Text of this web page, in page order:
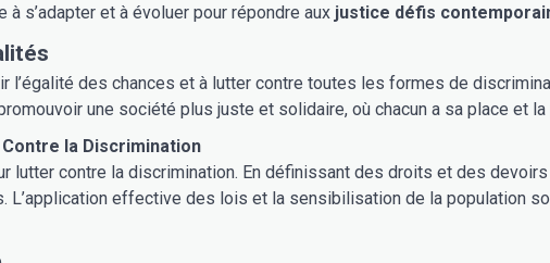
s’adapter et à évoluer pour répondre aux justice défis
des chances et à lutter contre toutes les formes de discrimination et d’exclusion. Face à la persistance des
une société plus juste et solidaire, où chacun a sa place et
la Discrimination
lutter contre la discrimination. En définissant des droits et des
comportements discriminatoires. L’application effective des lois et la sensibilisation de